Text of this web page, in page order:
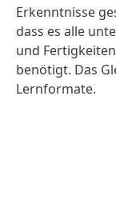
Erkenntnisse
dass es alle
und
benötigt. Das
Lernformate.